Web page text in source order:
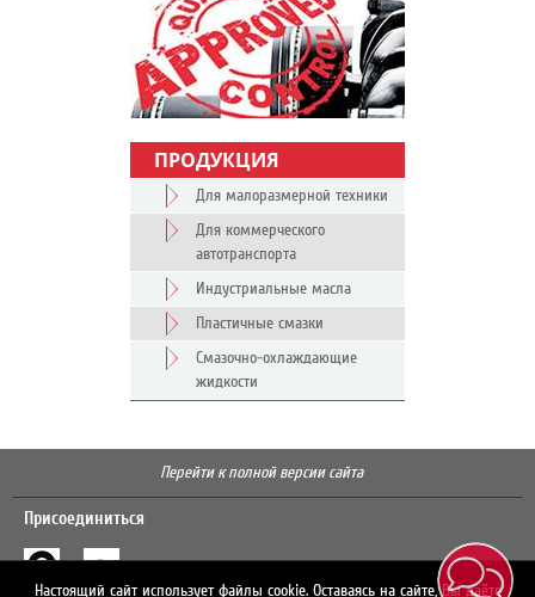
ПРОДУКЦИЯ
Для малоразмерной техники
Для коммерческого
автотранспорта
Индустриальные масла
Пластичные смазки
Смазочно-охлаждающие
жидкости
Перейти к полной версии сайта
Присоединиться
Настоящий сайт использует файлы cookie. Оставаясь на сайте, Вы даёте